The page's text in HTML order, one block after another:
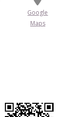
Google
Maps